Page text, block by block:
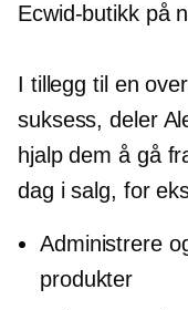
Ecwid-butikk på
I tillegg til en
suksess, deler
hjalp dem å gå
dag i salg, for
Administrere
produkter